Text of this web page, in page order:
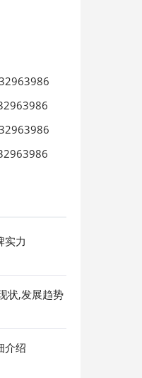
实力
状,发展趋势
介绍